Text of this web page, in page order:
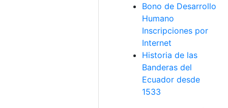
Bono de Desarrollo
Humano
Inscripciones por
Internet
Historia de las
Banderas del
Ecuador desde
1533